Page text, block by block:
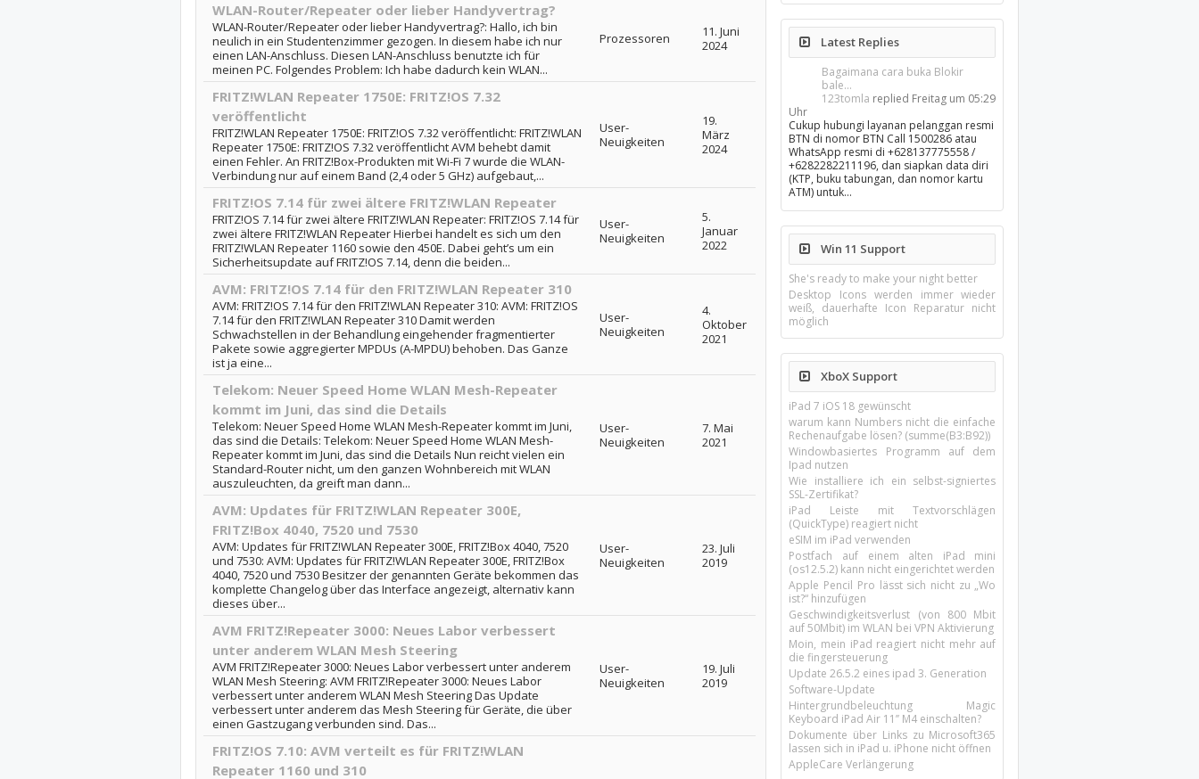
WLAN-Router/Repeater oder lieber Handyvertrag?
WLAN-Router/Repeater oder lieber Handyvertrag?: Hallo, ich bin
neulich in ein Studentenzimmer gezogen. In diesem habe ich nur
einen LAN-Anschluss. Diesen LAN-Anschluss benutzte ich für
meinen PC. Folgendes Problem: Ich habe dadurch kein WLAN...
Prozessoren
11. Juni
2024
FRITZ!WLAN Repeater 1750E: FRITZ!OS 7.32
veröffentlicht
FRITZ!WLAN Repeater 1750E: FRITZ!OS 7.32 veröffentlicht: FRITZ!WLAN
Repeater 1750E: FRITZ!OS 7.32 veröffentlicht AVM behebt damit
einen Fehler. An FRITZ!Box-Produkten mit Wi-Fi 7 wurde die WLAN-
Verbindung nur auf einem Band (2,4 oder 5 GHz) aufgebaut,...
User-
Neuigkeiten
19.
März
2024
FRITZ!OS 7.14 für zwei ältere FRITZ!WLAN Repeater
FRITZ!OS 7.14 für zwei ältere FRITZ!WLAN Repeater: FRITZ!OS 7.14 für
zwei ältere FRITZ!WLAN Repeater Hierbei handelt es sich um den
FRITZ!WLAN Repeater 1160 sowie den 450E. Dabei geht’s um ein
Sicherheitsupdate auf FRITZ!OS 7.14, denn die beiden...
User-
Neuigkeiten
5.
Januar
2022
AVM: FRITZ!OS 7.14 für den FRITZ!WLAN Repeater 310
AVM: FRITZ!OS 7.14 für den FRITZ!WLAN Repeater 310: AVM: FRITZ!OS
7.14 für den FRITZ!WLAN Repeater 310 Damit werden
Schwachstellen in der Behandlung eingehender fragmentierter
Pakete sowie aggregierter MPDUs (A-MPDU) behoben. Das Ganze
ist ja eine...
User-
Neuigkeiten
4.
Oktober
2021
Telekom: Neuer Speed Home WLAN Mesh-Repeater
kommt im Juni, das sind die Details
Telekom: Neuer Speed Home WLAN Mesh-Repeater kommt im Juni,
das sind die Details: Telekom: Neuer Speed Home WLAN Mesh-
Repeater kommt im Juni, das sind die Details Nun reicht vielen ein
Standard-Router nicht, um den ganzen Wohnbereich mit WLAN
auszuleuchten, da greift man dann...
User-
Neuigkeiten
7. Mai
2021
AVM: Updates für FRITZ!WLAN Repeater 300E,
FRITZ!Box 4040, 7520 und 7530
AVM: Updates für FRITZ!WLAN Repeater 300E, FRITZ!Box 4040, 7520
und 7530: AVM: Updates für FRITZ!WLAN Repeater 300E, FRITZ!Box
4040, 7520 und 7530 Besitzer der genannten Geräte bekommen das
komplette Changelog über das Interface angezeigt, alternativ kann
dieses über...
User-
Neuigkeiten
23. Juli
2019
AVM FRITZ!Repeater 3000: Neues Labor verbessert
unter anderem WLAN Mesh Steering
AVM FRITZ!Repeater 3000: Neues Labor verbessert unter anderem
WLAN Mesh Steering: AVM FRITZ!Repeater 3000: Neues Labor
verbessert unter anderem WLAN Mesh Steering Das Update
verbessert unter anderem das Mesh Steering für Geräte, die über
einen Gastzugang verbunden sind. Das...
User-
Neuigkeiten
19. Juli
2019
FRITZ!OS 7.10: AVM verteilt es für FRITZ!WLAN
Repeater 1160 und 310
Latest Replies
Bagaimana cara buka Blokir
bale...
123tomla replied Freitag um 05:29
Uhr
Cukup hubungi layanan pelanggan resmi
BTN di nomor BTN Call 1500286 atau
WhatsApp resmi di +628137775558 /
+6282282211196, dan siapkan data diri
(KTP, buku tabungan, dan nomor kartu
ATM) untuk…
Win 11 Support
She's ready to make your night better
Desktop Icons werden immer wieder
weiß, dauerhafte Icon Reparatur nicht
möglich
XboX Support
iPad 7 iOS 18 gewünscht
warum kann Numbers nicht die einfache
Rechenaufgabe lösen? (summe(B3:B92))
Windowbasiertes Programm auf dem
Ipad nutzen
Wie installiere ich ein selbst-signiertes
SSL-Zertifikat?
iPad Leiste mit Textvorschlägen
(QuickType) reagiert nicht
eSIM im iPad verwenden
Postfach auf einem alten iPad mini
(os12.5.2) kann nicht eingerichtet werden
Apple Pencil Pro lässt sich nicht zu „Wo
ist?“ hinzufügen
Geschwindigkeitsverlust (von 800 Mbit
auf 50Mbit) im WLAN bei VPN Aktivierung
Moin, mein iPad reagiert nicht mehr auf
die fingersteuerung
Update 26.5.2 eines ipad 3. Generation
Software-Update
Hintergrundbeleuchtung Magic
Keyboard iPad Air 11’’ M4 einschalten?
Dokumente über Links zu Microsoft365
lassen sich in iPad u. iPhone nicht öffnen
AppleCare Verlängerung